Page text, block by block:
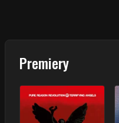
Premiery